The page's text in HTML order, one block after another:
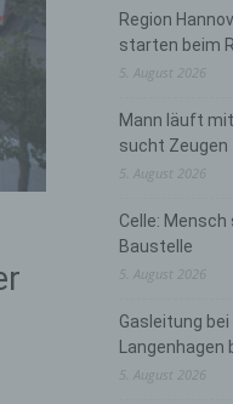
Region
starten beim
5. August 2026
Mann läuft
sucht Zeugen
5. August 2026
Celle:
Baustelle
5. August 2026
Gasleitung bei
5. August 2026